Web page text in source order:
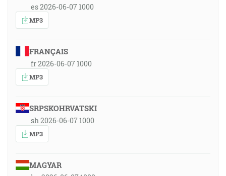
es 2026-06-07 1000
MP3
FRANÇAIS
fr 2026-06-07 1000
MP3
SRPSKOHRVATSKI
sh 2026-06-07 1000
MP3
MAGYAR